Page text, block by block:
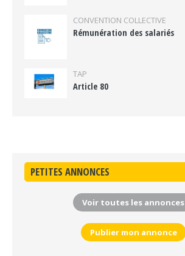
CONVENTION COLLECTIVE
Rémunération des salariés
TAP
Article 80
PETITES ANNONCES
Voir toutes les annonces
Publier mon annonce